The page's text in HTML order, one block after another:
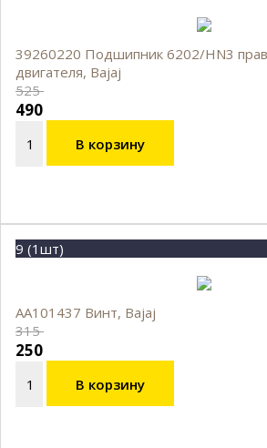
39260220 Подшипник 6202/HN3
двигателя, Bajaj
525
490
В корзину
9 (1шт)
AA101437 Винт, Bajaj
315
250
В корзину